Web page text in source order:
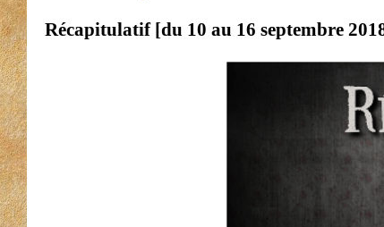
Récapitulatif [du 10 au 16 septembre